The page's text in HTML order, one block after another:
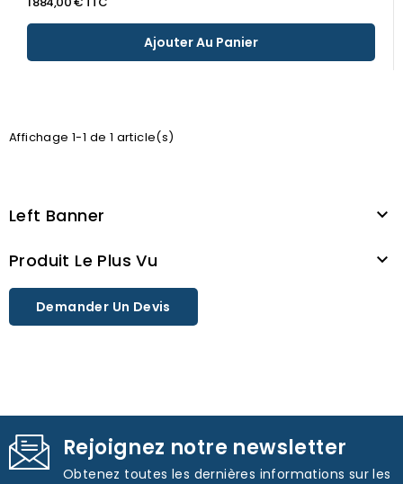
Ajouter Au Panier
Affichage 1-1 de 1 article(s)
Left Banner 
Produit Le Plus Vu 
Demander Un Devis
Rejoignez notre newsletter
Obtenez toutes les dernières informations sur les